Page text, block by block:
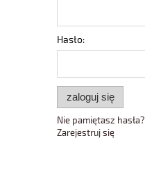
Hasło:
zaloguj się
Nie pamiętasz hasła?
Zarejestruj się